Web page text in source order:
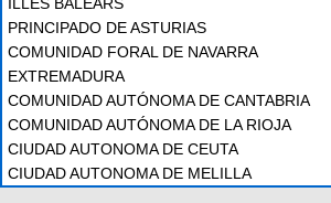
PRINCIPADO DE ASTURIAS
COMUNIDAD FORAL DE NAVARRA
EXTREMADURA
COMUNIDAD AUTÓNOMA DE CANTABRIA
COMUNIDAD AUTÓNOMA DE LA RIOJA
CIUDAD AUTONOMA DE CEUTA
CIUDAD AUTONOMA DE MELILLA